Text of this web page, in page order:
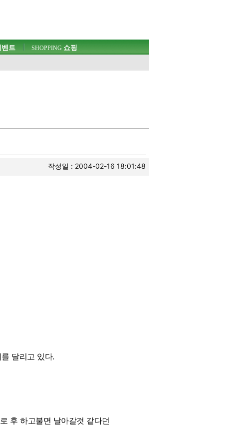
트 SHOPPING 쇼핑
작성일 : 2004-02-16 18:01:48
달리고 있다.
후 하고불면 날아갈것 같다던